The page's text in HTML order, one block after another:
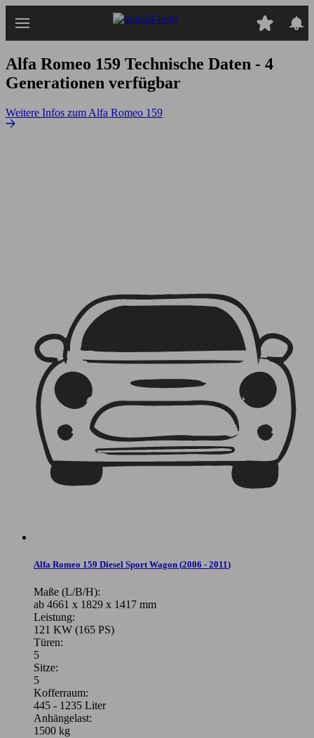
Hauptinhalt
Alfa Romeo 159 Technische Daten - 4
Generationen verfügbar
Weitere Infos zum Alfa Romeo 159
Alfa Romeo 159 Diesel Sport Wagon (2006 - 2011)
Maße (L/B/H):
ab 4661 x 1829 x 1417 mm
Leistung:
121 KW (165 PS)
Türen:
5
Sitze:
5
Kofferraum:
445 - 1235 Liter
Anhängelast:
1500 kg